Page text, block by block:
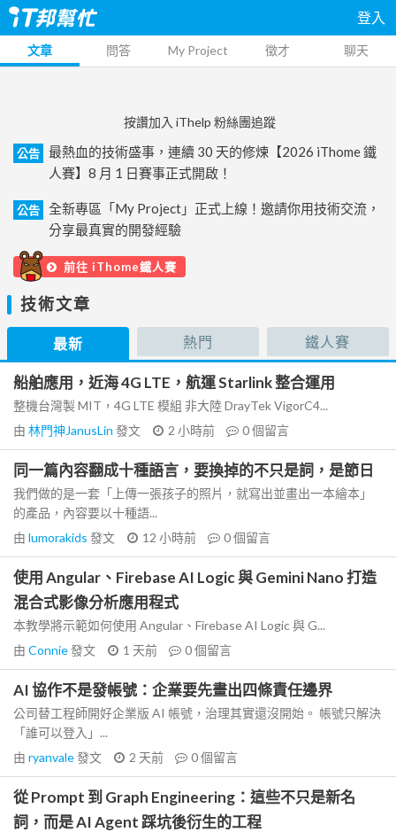
登入
文章 問答 My Project 徵才 聊天
按讚加入 iThelp 粉絲團追蹤
公告
最熱血的技術盛事，連續 30 天的修煉【2026 iThome 鐵
人賽】8 月 1 日賽事正式開啟！
公告
全新專區「My Project」正式上線！邀請你用技術交流，
分享最真實的開發經驗
前往 iThome鐵人賽
技術文章
最新 熱門 鐵人賽
船舶應用，近海 4G LTE，航運 Starlink 整合運用
整機台灣製 MIT，4G LTE 模組 非大陸 DrayTek VigorC4...
由 林門神JanusLin 發文 2 小時前 0個留言
同一篇內容翻成十種語言，要換掉的不只是詞，是節日
我們做的是一套「上傳一張孩子的照片，就寫出並畫出一本繪本」
的產品，內容要以十種語...
由 lumorakids 發文 12 小時前 0個留言
使用 Angular、Firebase AI Logic 與 Gemini Nano 打造
混合式影像分析應用程式
本教學將示範如何使用 Angular、Firebase AI Logic 與 G...
由 Connie發文 1 天前 0個留言
AI 協作不是發帳號：企業要先畫出四條責任邊界
公司替工程師開好企業版 AI 帳號，治理其實還沒開始。 帳號只解決
「誰可以登入」...
由 ryanvale發文 2 天前 0個留言
從 Prompt 到 Graph Engineering：這些不只是新名
詞，而是 AI Agent 踩坑後衍生的工程